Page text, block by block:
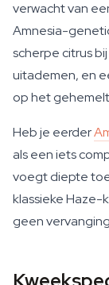
verwacht van
Amnesia-
scherpe citrus
uitademen, en
op het
Heb je eerder
als een iets
voegt diepte
klassieke Haze-
geen